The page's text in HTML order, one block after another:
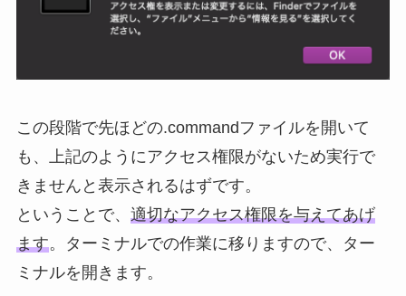
この段階で先ほどの.commandファイルを開いて
も、上記のようにアクセス権限がないため実行で
きませんと表示されるはずです。
ということで、 適切なアクセス権限を与えてあげ
ます。ターミナルでの作業に移りますので、ター
ミナルを開きます。